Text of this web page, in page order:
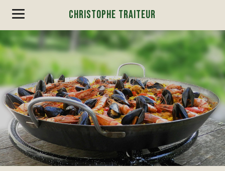
CHRISTOPHE TRAITEUR